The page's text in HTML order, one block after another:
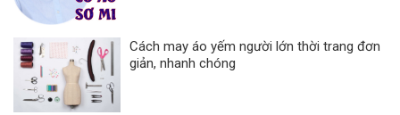
Cách may áo yếm người lớn thời trang đơn
giản, nhanh chóng